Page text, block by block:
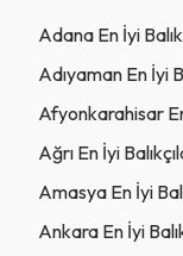
Adana En İyi
Adıyaman En İyi
Afyonkarahisar
Ağrı En İyi
Amasya En İyi
Ankara En İyi